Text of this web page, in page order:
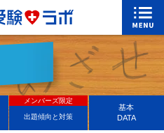
出題傾向と対策
メンバーズ限定
基本
DATA